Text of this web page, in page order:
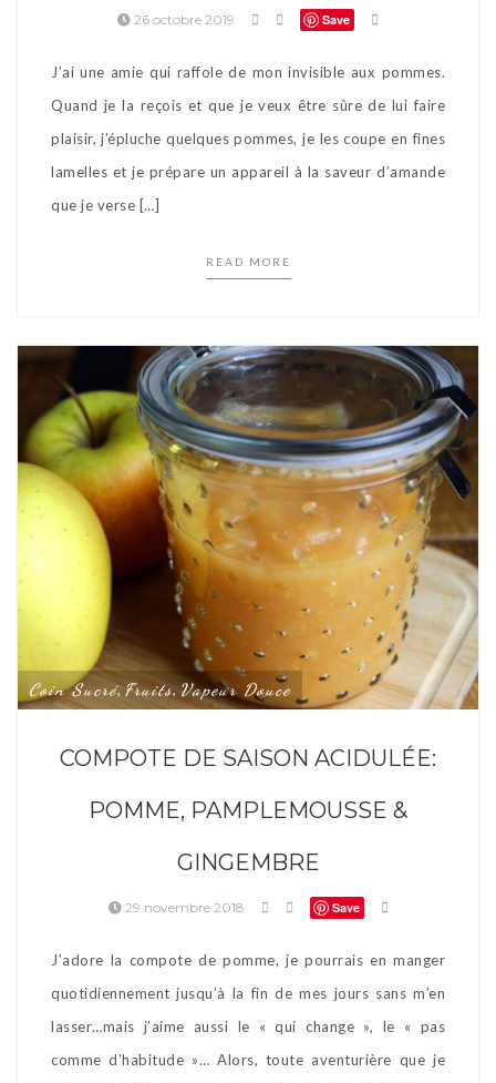
26 octobre 2019 Save
J’ai une amie qui raffole de mon invisible aux pommes.
Quand je la reçois et que je veux être sûre de lui faire
plaisir, j’épluche quelques pommes, je les coupe en fines
lamelles et je prépare un appareil à la saveur d’amande
que je verse […]
READ MORE
Coin Sucré,Fruits,Vapeur Douce
COMPOTE DE SAISON ACIDULÉE:
POMME, PAMPLEMOUSSE &
GINGEMBRE
29 novembre 2018 Save
J’adore la compote de pomme, je pourrais en manger
quotidiennement jusqu’à la fin de mes jours sans m’en
lasser…mais j’aime aussi le « qui change », le « pas
comme d’habitude »… Alors, toute aventurière que je